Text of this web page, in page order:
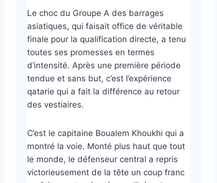
Le choc du Groupe A des barrages
asiatiques, qui faisait office de véritable
finale pour la qualification directe, a tenu
toutes ses promesses en termes
d’intensité. Après une première période
tendue et sans but, c’est l’expérience
qatarie qui a fait la différence au retour
des vestiaires.
C’est le capitaine Boualem Khoukhi qui a
montré la voie. Monté plus haut que tout
le monde, le défenseur central a repris
victorieusement de la tête un coup franc